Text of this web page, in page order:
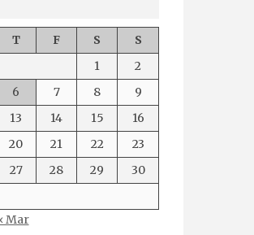
T F S
S
1
2
6 7 8
9
13 14 15
16
20 21 22
23
27 28 29
30
Mar